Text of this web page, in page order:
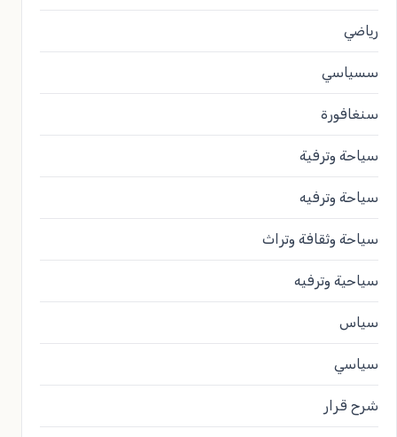
رياضي
سسياسي
سنغافورة
سياحة وترفية
سياحة وترفيه
سياحة وثقافة وتراث
سياحية وترفيه
سياس
سياسي
شرح قرار